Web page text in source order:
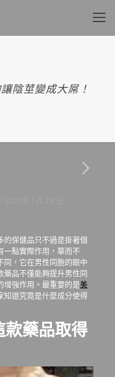
陰莖變成大屌！
的保健品只不過是掛著個
一點實際作用，華而不
同，它在男性同胞的眼中
藥品不僅能夠提升男性同
增強作用。最重要的是美
知道究竟是什麼成分使得
款藥品取得